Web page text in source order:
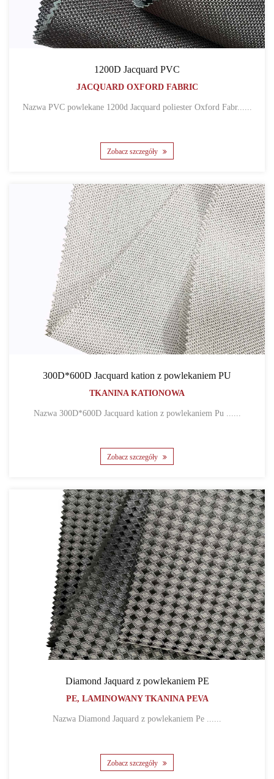
1200D Jacquard PVC
JACQUARD OXFORD FABRIC
Nazwa PVC powlekane 1200d Jacquard poliester Oxford Fabr......
Zobacz szczegóły
300D*600D Jacquard kation z powlekaniem PU
TKANINA KATIONOWA
Zobacz szczegóły
Diamond Jaquard z powlekaniem PE
PE, LAMINOWANY TKANINA PEVA
Nazwa Diamond Jaquard z powlekaniem Pe ......
Zobacz szczegóły